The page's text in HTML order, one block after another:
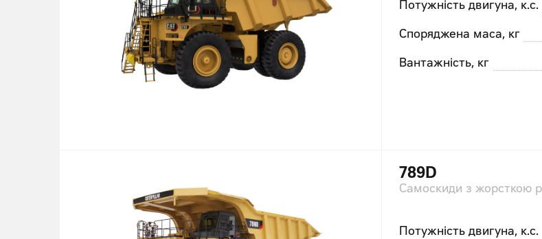
Потужність двигуна, к.с.
Споряджена маса, кг
Вантажність, кг
789D
Самоскиди з жорсткою
Потужність двигуна, к.с.